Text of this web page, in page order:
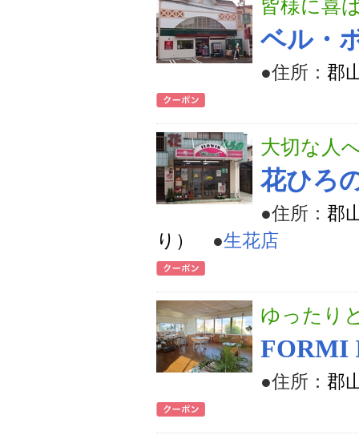
皆様に喜
ベル・
●住所： 郡
大切な人
花ひろ
●住所： 郡
り）
●生花店
ゆったり
FORMI
●住所： 郡